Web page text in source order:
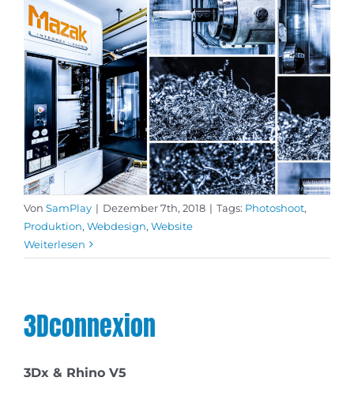
Von SamPlay | Dezember 7th, 2018 | Tags: Photoshoot,
Produktion, Webdesign, Website
Weiterlesen
3Dconnexion
3Dx & Rhino V5